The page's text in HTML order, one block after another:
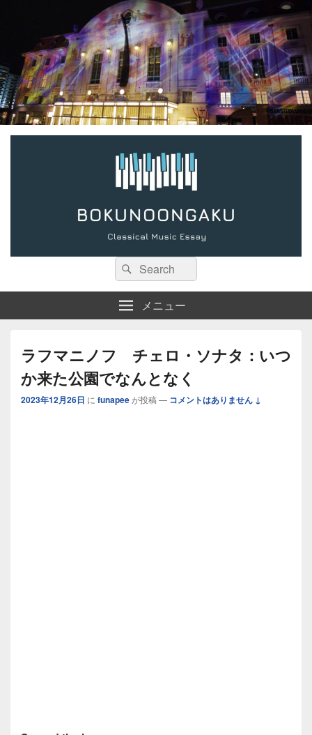
検
索:
検
索
メニュー
ラフマニノフ チェロ・ソナタ：いつ
か来た公園でなんとなく
2023年12月26日 に funapeeが投稿 — コメントはありません ↓